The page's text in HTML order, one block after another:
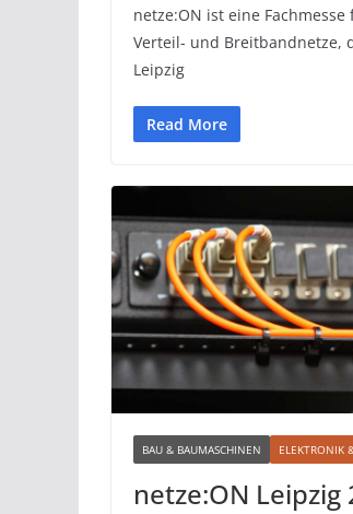
netze:ON ist eine
Verteil- und Breitbandnetze,
Leipzig
Read More
BAU & BAUMASCHINEN ELEKTRONIK
netze:ON Leipzig